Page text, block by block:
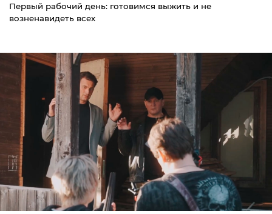
Первый рабочий день: готовимся выжить и не
возненавидеть всех